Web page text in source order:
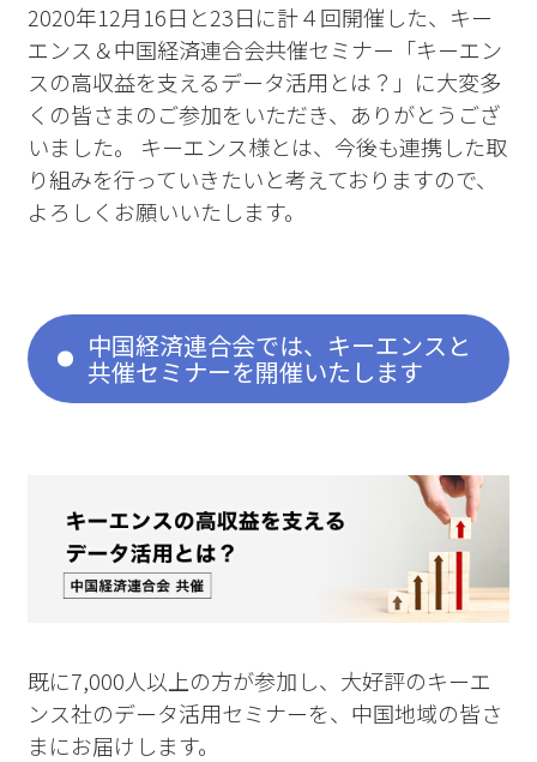
2020年12月16日と23日に計４回開催した、キー
エンス＆中国経済連合会共催セミナー「キーエン
スの高収益を支えるデータ活用とは？」に大変多
くの皆さまのご参加をいただき、ありがとうござ
いました。 キーエンス様とは、今後も連携した取
り組みを行っていきたいと考えておりますので、
よろしくお願いいたします。
中国経済連合会では、キーエンスと
共催セミナーを開催いたします
既に7,000人以上の方が参加し、大好評のキーエ
ンス社のデータ活用セミナーを、中国地域の皆さ
まにお届けします。